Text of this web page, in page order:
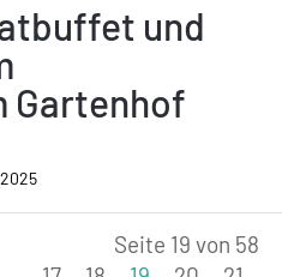
und
Gartenhof
Seite 19 von 58